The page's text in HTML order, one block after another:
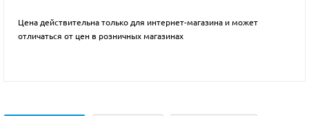
Цена действительна только для интернет-магазина и может
отличаться от цен в розничных магазинах